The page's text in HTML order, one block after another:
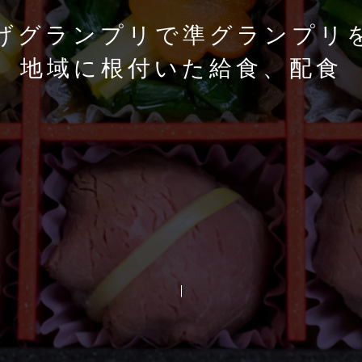
グランプリで準グランプリ
地域に根付いた給食、配食